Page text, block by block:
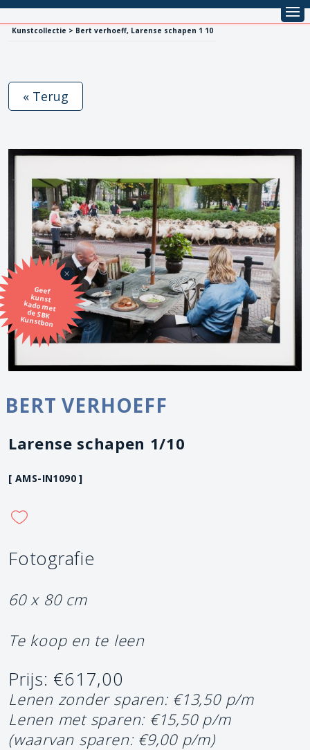
Kunstcollectie > Bert verhoeff, Larense schapen 1 10
Geef
kunst
kado met
de SBK
Kunstbon
« Terug
BERT VERHOEFF
Larense schapen 1/10
[ AMS-IN1090 ]
Fotografie
60 x 80 cm
Te koop en te leen
Prijs: €617,00
Lenen zonder sparen: €13,50 p/m
Lenen met sparen: €15,50 p/m
(waarvan sparen: €9,00 p/m)